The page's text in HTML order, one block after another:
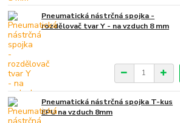
Pneumatická nástrčná spojka -
rozdělovač tvar Y - na vzduch 8 mm
Pneumatická nástrčná spojka T-kus
EPU na vzduch 8mm